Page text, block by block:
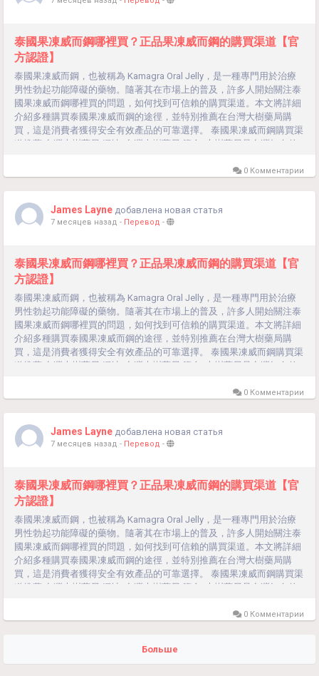
藥局 介紹:...
泰國果凍威而鋼哪裡買？正品果凍威而鋼的購買渠道【官
方認證】
泰國果凍威而鋼，也被稱為 Kamagra Oral Jelly，是一種專門用於治療
男性勃起功能障礙的藥物。隨著其在市場上的普及，許多人開始關注泰
國果凍威而鋼哪裡買的問題，如何找到可信賴的購買渠道。本文將詳細
介紹多種購買泰國果凍威而鋼的途徑，並特別推薦在台灣大樹藥局購
買，這是消費者獲得安全有效產品的可靠選擇。 泰國果凍威而鋼購買渠
道推薦 台灣大樹藥局 網址: 台灣大樹藥局 簡介: 大樹藥局是台灣知名的
的售後服務，並提供專業藥師的諮詢。 優勢: 品質保證：所有產品均經
藥安全。 售後保障：提供完善的售後服務，如有問題可及時解決。線上
藥局 介紹:...
0 Комментарии
James Layne добавлена новая статья
7 месяцев назад - Перевод -
泰國果凍威而鋼哪裡買？正品果凍威而鋼的購買渠道【官
方認證】
泰國果凍威而鋼，也被稱為 Kamagra Oral Jelly，是一種專門用於治療
男性勃起功能障礙的藥物。隨著其在市場上的普及，許多人開始關注泰
國果凍威而鋼哪裡買的問題，如何找到可信賴的購買渠道。本文將詳細
介紹多種購買泰國果凍威而鋼的途徑，並特別推薦在台灣大樹藥局購
買，這是消費者獲得安全有效產品的可靠選擇。 泰國果凍威而鋼購買渠
道推薦 台灣大樹藥局 網址: 台灣大樹藥局 簡介: 大樹藥局是台灣知名的
的售後服務，並提供專業藥師的諮詢。 優勢: 品質保證：所有產品均經
藥安全。 售後保障：提供完善的售後服務，如有問題可及時解決。線上
藥局 介紹:...
0 Комментарии
James Layne добавлена новая статья
7 месяцев назад - Перевод -
泰國果凍威而鋼哪裡買？正品果凍威而鋼的購買渠道【官
方認證】
泰國果凍威而鋼，也被稱為 Kamagra Oral Jelly，是一種專門用於治療
男性勃起功能障礙的藥物。隨著其在市場上的普及，許多人開始關注泰
國果凍威而鋼哪裡買的問題，如何找到可信賴的購買渠道。本文將詳細
介紹多種購買泰國果凍威而鋼的途徑，並特別推薦在台灣大樹藥局購
買，這是消費者獲得安全有效產品的可靠選擇。 泰國果凍威而鋼購買渠
道推薦 台灣大樹藥局 網址: 台灣大樹藥局 簡介: 大樹藥局是台灣知名的
的售後服務，並提供專業藥師的諮詢。 優勢: 品質保證：所有產品均經
藥安全。 售後保障：提供完善的售後服務，如有問題可及時解決。線上
0 Комментарии
Больше